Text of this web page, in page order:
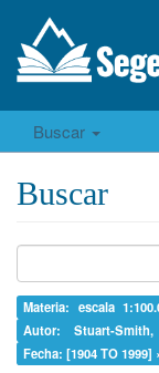
Buscar
Buscar
Materia: escala
Autor: Stuart-
Fecha: [1904 TO 1999]